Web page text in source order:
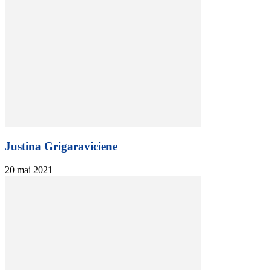
Justina Grigaraviciene
20 mai 2021